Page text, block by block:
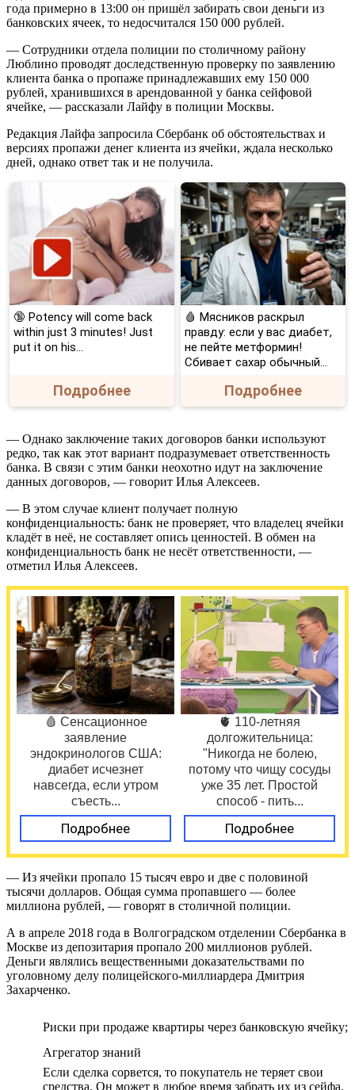
года примерно в 13:00 он пришёл забирать свои деньги из
банковских ячеек, то недосчитался 150 000 рублей.
— Сотрудники отдела полиции по столичному району
Люблино проводят доследственную проверку по заявлению
клиента банка о пропаже принадлежавших ему 150 000
рублей, хранившихся в арендованной у банка сейфовой
ячейке, — рассказали Лайфу в полиции Москвы.
Редакция Лайфа запросила Сбербанк об обстоятельствах и
версиях пропажи денег клиента из ячейки, ждала несколько
дней, однако ответ так и не получила.
🔞 Potency will come back
within just 3 minutes! Just
put it on his…
Подробнее
🩸 Мясников раскрыл
правду: если у вас диабет,
не пейте метформин!
Сбивает сахар обычный...
Подробнее
— Однако заключение таких договоров банки используют
редко, так как этот вариант подразумевает ответственность
банка. В связи с этим банки неохотно идут на заключение
данных договоров, — говорит Илья Алексеев.
— В этом случае клиент получает полную
конфиденциальность: банк не проверяет, что владелец ячейки
кладёт в неё, не составляет опись ценностей. В обмен на
конфиденциальность банк не несёт ответственности, —
отметил Илья Алексеев.
🩸 Сенсационное
заявление
эндокринологов США:
диабет исчезнет
навсегда, если утром
съесть...
Подробнее
🫀 110-летняя
долгожительница:
"Никогда не болею,
потому что чищу сосуды
уже 35 лет. Простой
способ - пить...
Подробнее
— Из ячейки пропало 15 тысяч евро и две с половиной
тысячи долларов. Общая сумма пропавшего — более
миллиона рублей, — говорят в столичной полиции.
А в апреле 2018 года в Волгоградском отделении Сбербанка в
Москве из депозитария пропало 200 миллионов рублей.
Деньги являлись вещественными доказательствами по
уголовному делу полицейского-миллиардера Дмитрия
Захарченко.
Риски при продаже квартиры через банковскую ячейку;
Агрегатор знаний
Если сделка сорвется, то покупатель не теряет свои
средства. Он может в любое время забрать их из сейфа,